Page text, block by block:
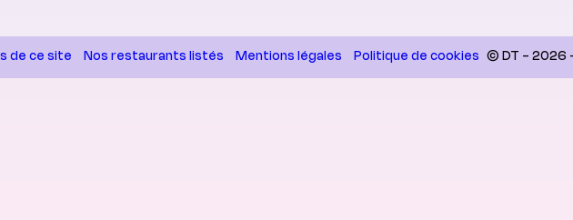
de ce site Nos restaurants listés Mentions légales Politique de cookies © DT - 2026